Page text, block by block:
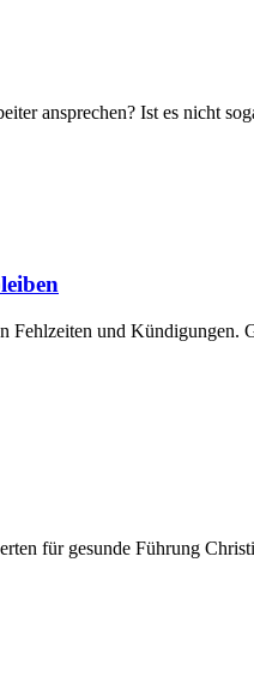
ansprechen? Ist es nicht
Fehlzeiten und
für gesunde Führung